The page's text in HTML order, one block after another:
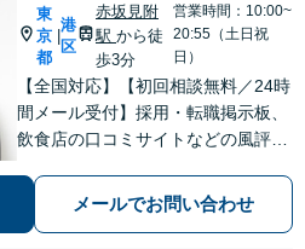
東
京
都
港
区
赤坂見附
駅 から徒
歩3分
営業時間：10:00~
20:55（土日祝
日）
【全国対応】【初回相談無料／24時
間メール受付】採用・転職掲示板、
飲食店の口コミサイトなどの風評被
の種類を問わず相談可。可能な限り
早期対応で駆けつけサポート【労
メールでお問い合わせ